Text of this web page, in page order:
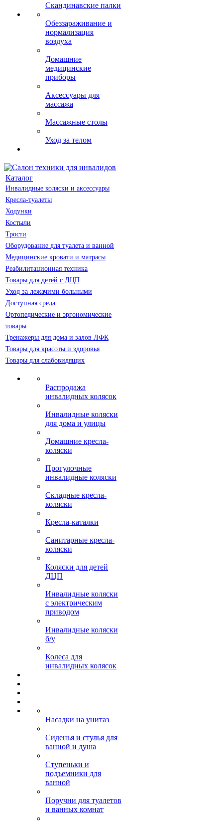
Скандинавские палки
Обеззараживание и
нормализация
воздуха
Домашние
медицинские
приборы
Аксессуары для
массажа
Массажные столы
Уход за телом
Каталог
Инвалидные коляски и аксессуары
Кресла-туалеты
Ходунки
Костыли
Трости
Оборудование для туалета и ванной
Медицинские кровати и матрасы
Реабилитационная техника
Товары для детей с ДЦП
Уход за лежачими больными
Доступная среда
Ортопедические и эргономические
товары
Тренажеры для дома и залов ЛФК
Товары для красоты и здоровья
Товары для слабовидящих
Распродажа
инвалидных колясок
Инвалидные коляски
для дома и улицы
Домашние кресла-
коляски
Прогулочные
инвалидные коляски
Складные кресла-
коляски
Кресла-каталки
Санитарные кресла-
коляски
Коляски для детей
ДЦП
Инвалидные коляски
с электрическим
приводом
Инвалидные коляски
б/у
Колеса для
инвалидных колясок
Насадки на унитаз
Сиденья и стулья для
ванной и душа
Ступеньки и
подъемники для
ванной
Поручни для туалетов
и ванных комнат